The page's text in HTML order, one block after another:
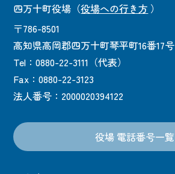
四万十町役場 （役場への行き方 ）
〒786-8501
高知県高岡郡四万十町琴平町16番17号
Tel：0880-22-3111（代表）
Fax：0880-22-3123
法人番号：2000020394122
役場 電話番号一覧